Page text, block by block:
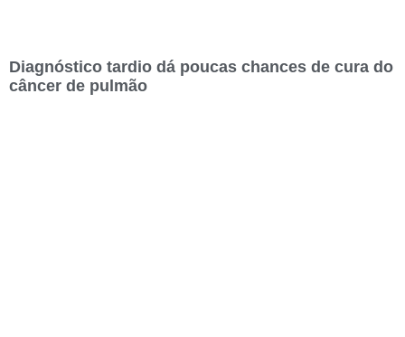
Diagnóstico tardio dá poucas chances de cura do
câncer de pulmão